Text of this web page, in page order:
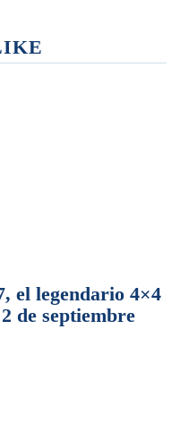
el legendario 4×4
de septiembre